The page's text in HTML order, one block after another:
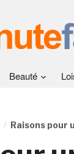
Beauté
Raisons pour